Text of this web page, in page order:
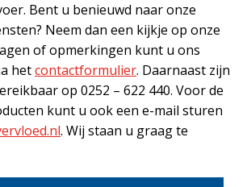
Bent u benieuwd naar onze
Neem dan een kijkje op onze
of opmerkingen kunt u ons
hetcontactformulier. Daarnaast zijn
op 0252 – 622 440. Voor de
kunt u ook een e-mail sturen
. Wij staan u graag te